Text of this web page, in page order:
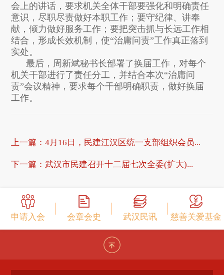
会上的讲话，要求机关全体干部要强化和明确责任
意识，尽职尽责做好本职工作；要守纪律、讲奉
献，倾力做好服务工作；要把突击抓与长远工作相
结合，形成长效机制，使“治庸问责”工作真正落到
实处。
最后，周新斌秘书长部署了换届工作，对每个
机关干部进行了责任分工，并结合本次“治庸问
责”会议精神，要求每个干部明确职责，做好换届
工作。
上一篇：4月16日，民建江汉区统一支部组织会员...
下一篇：武汉市民建召开十二届七次全委(扩大)...
申请入会 会章会史 武汉民讯 慈善关爱基金